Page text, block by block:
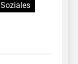
Soziales